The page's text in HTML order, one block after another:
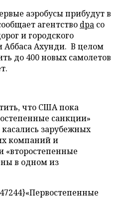
аэробусы прибудут в
агентство dpa со
и городского
Аббаса Ахунди. В целом
до 400 новых самолетов
что США пока
санкции»
зарубежных
компаний и
в одном из